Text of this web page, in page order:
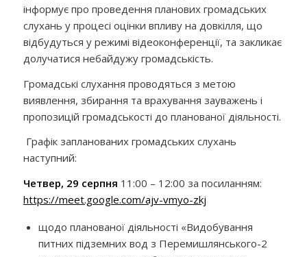
інформує про проведення планових громадських
слухань у процесі оцінки впливу на довкілля, що
відбудуться у режимі відеоконференції, та закликає
долучатися небайдужу громадськість.
Громадські слухання проводяться з метою
виявлення, збирання та врахування зауважень і
пропозицій громадськості до планованої діяльності.
Графік запланованих громадських слухань
наступний:
Четвер, 29 серпня 11:00 – 12:00 за посиланням:
https://meet.google.com/ajv-vmyo-zkj
щодо планованої діяльності «Видобування
питних підземних вод з Перемишлянського-2